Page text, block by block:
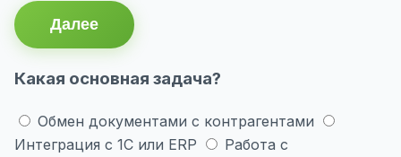
Далее
Какая основная задача?
Обмен документами с контрагентами
Интеграция с 1С или ERP
Работа с